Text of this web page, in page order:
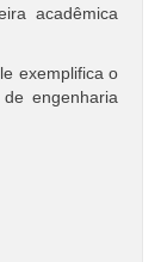
acadêmica
exemplifica o
engenharia